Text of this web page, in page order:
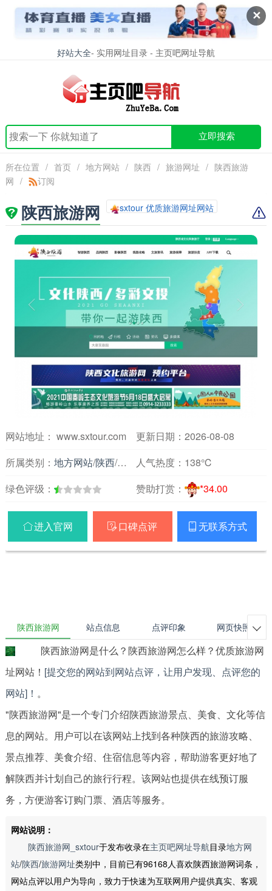
✕
好站大全- 实用网址目录 - 主页吧网址导航
立即搜索
所在位置 / 首页 / 地方网站 / 陕西 / 旅游网址 / 陕西旅游
网 / 订阅
陕西旅游网 sxtour 优质旅游网址网站
网站地址： www.sxtour.com
更新日期：2026-08-08
所属类别： 地方网站/陕西/旅游网址人气热度： 138℃
绿色评级：
赞助打赏： *34.00
进入官网  口碑点评  无联系方式
陕西旅游网 站点信息 点评印象 网页快照 
陕西旅游网是什么？陕西旅游网怎么样？优质旅游网
址网站！ [提交您的网站到网站点评，让用户发现、点评您的
网站]！ 。
"陕西旅游网"是一个专门介绍陕西旅游景点、美食、文化等信
息的网站。用户可以在该网站上找到各种陕西的旅游攻略、
景点推荐、美食介绍、住宿信息等内容，帮助游客更好地了
解陕西并计划自己的旅行行程。该网站也提供在线预订服
务，方便游客订购门票、酒店等服务。
网站说明：
陕西旅游网_sxtour于发布收录在主页吧网址导航目录地方网
站/陕西/旅游网址类别中，目前已有96168人喜欢陕西旅游网词条，
网站点评以用户为导向，致力于快速为互联网用户提供真实、客观